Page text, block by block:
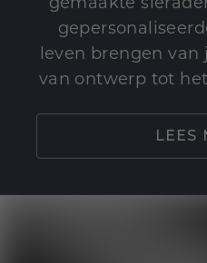
leven brengen
van ontwerp tot
LEES